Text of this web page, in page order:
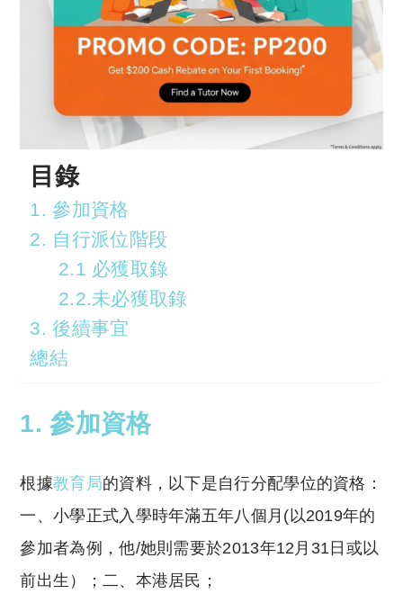
目錄
1. 參加資格
2. 自行派位階段
2.1 必獲取錄
2.2.未必獲取錄
3. 後續事宜
總結
1. 參加資格
根據教育局的資料，以下是自行分配學位的資格：
一、小學正式入學時年滿五年八個月(以2019年的
參加者為例，他/她則需要於2013年12月31日或以
前出生）；二、本港居民；